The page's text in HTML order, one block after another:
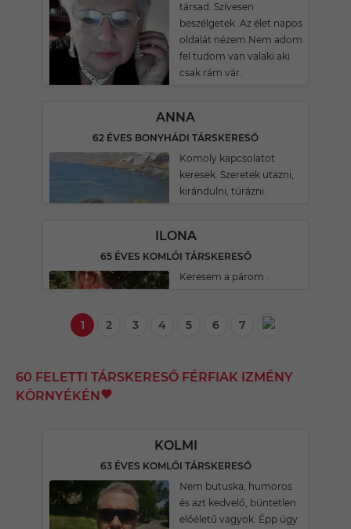
társad. Szívesen
beszélgetek .Az élet napos
oldalát nézem.Nem adom
fel tudom van valaki aki
csak rám vár.
ANNA
62 ÉVES BONYHÁDI TÁRSKERESŐ
Komoly kapcsolatot
keresek. Szeretek utazni,
kirándulni, túrázni.
ILONA
65 ÉVES KOMLÓI TÁRSKERESŐ
Keresem a párom .
1 2 3 4 5 6 7
60 FELETTI TÁRSKERESŐ FÉRFIAK IZMÉNY
KÖRNYÉKÉN
KOLMI
63 ÉVES KOMLÓI TÁRSKERESŐ
Nem butuska, humoros
és azt kedvelő, büntetlen
előéletű vagyok. Épp úgy